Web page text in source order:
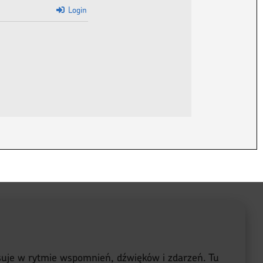
Login
w rytmie wspomnień, dźwięków i zdarzeń. Tu